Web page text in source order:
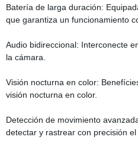
Batería de larga duración:
que garantiza un funcionamiento
Audio bidireccional: Interconecte
la cámara.
Visión nocturna en color:
visión nocturna en color.
Detección de movimiento
detectar y rastrear con precisión